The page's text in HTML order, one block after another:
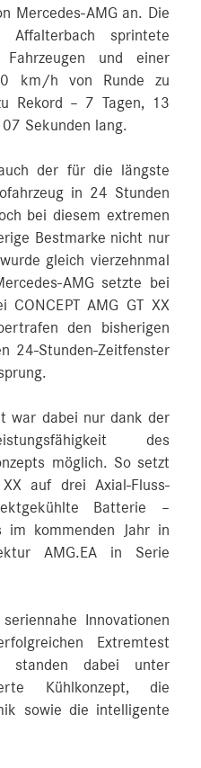
Mercedes‑AMG an. Die
Affalterbach sprintete
und einer
km/h von Runde zu
Rekord – 7 Tagen, 13
Sekunden lang.
der für die längste
in 24 Stunden
bei diesem extremen
Bestmarke nicht nur
gleich vierzehnmal
setzte bei
CONCEPT AMG GT XX
den bisherigen
24-Stunden-Zeitfenster
war dabei nur dank der
des
möglich. So setzt
XX auf drei Axial-Fluss-
Batterie –
im kommenden Jahr in
AMG.EA in Serie
Innovationen
Extremtest
standen dabei unter
Kühlkonzept, die
sowie die intelligente